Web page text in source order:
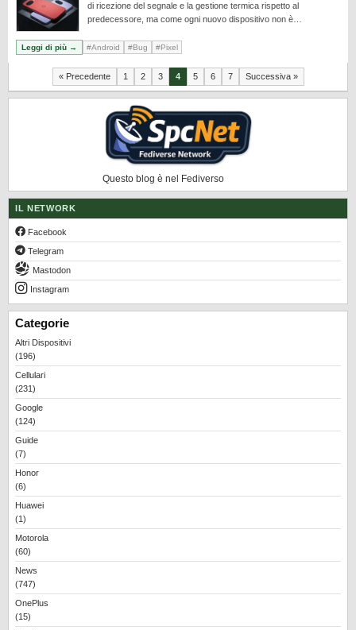
di ricezione del segnale e la gestione termica rispetto al
predecessore, ma come ogni nuovo dispositivo non è…
Leggi di più → #Android #Bug #Pixel
Paginazione
degli
articoli
« Precedente 1 2 3 4 5 6 7 Successiva »
Questo blog è nel Fediverso
IL NETWORK
Facebook
Telegram
Mastodon
Instagram
Categorie
Altri Dispositivi
(196)
Cellulari
(231)
Google
(124)
Guide
(7)
Honor
(6)
Huawei
(1)
Motorola
(60)
News
(747)
OnePlus
(15)